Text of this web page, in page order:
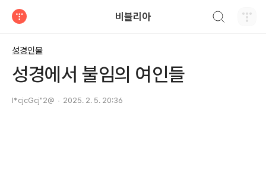
비블리아
성경인물
성경에서 불임의 여인들
l*cjcGcj"2@ 2025. 2. 5. 20:36